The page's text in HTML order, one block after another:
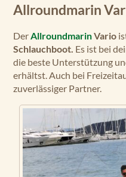
Allroundmarin
DerAllroundmarinVario
Schlauchboot. Es ist bei
die beste Unterstützung
erhältst. Auch bei
zuverlässiger Partner.